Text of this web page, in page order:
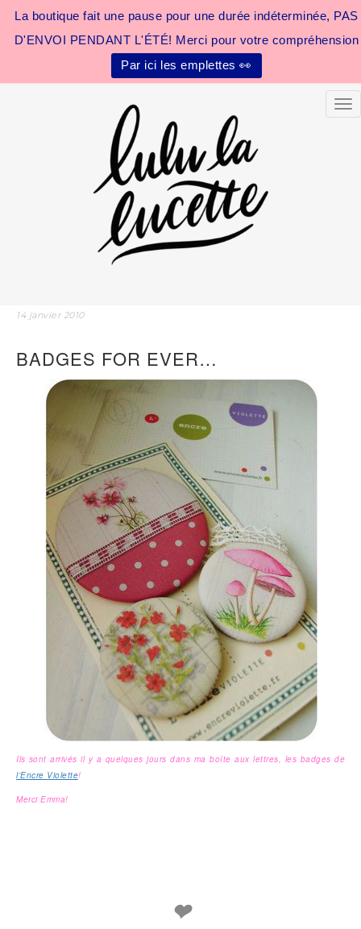
La boutique fait une pause pour une durée indéterminée, PAS
D'ENVOI PENDANT L'ÉTÉ! Merci pour votre compréhension
Par ici les emplettes 👀
14 janvier 2010
BADGES FOR EVER…
Ils sont arrivés il y a quelques jours dans ma boîte aux lettres, les badges de
l’Encre Violette!
Merci Emma!
❤